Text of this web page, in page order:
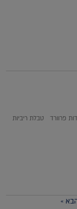
פרוורד טבלת ריביות
»